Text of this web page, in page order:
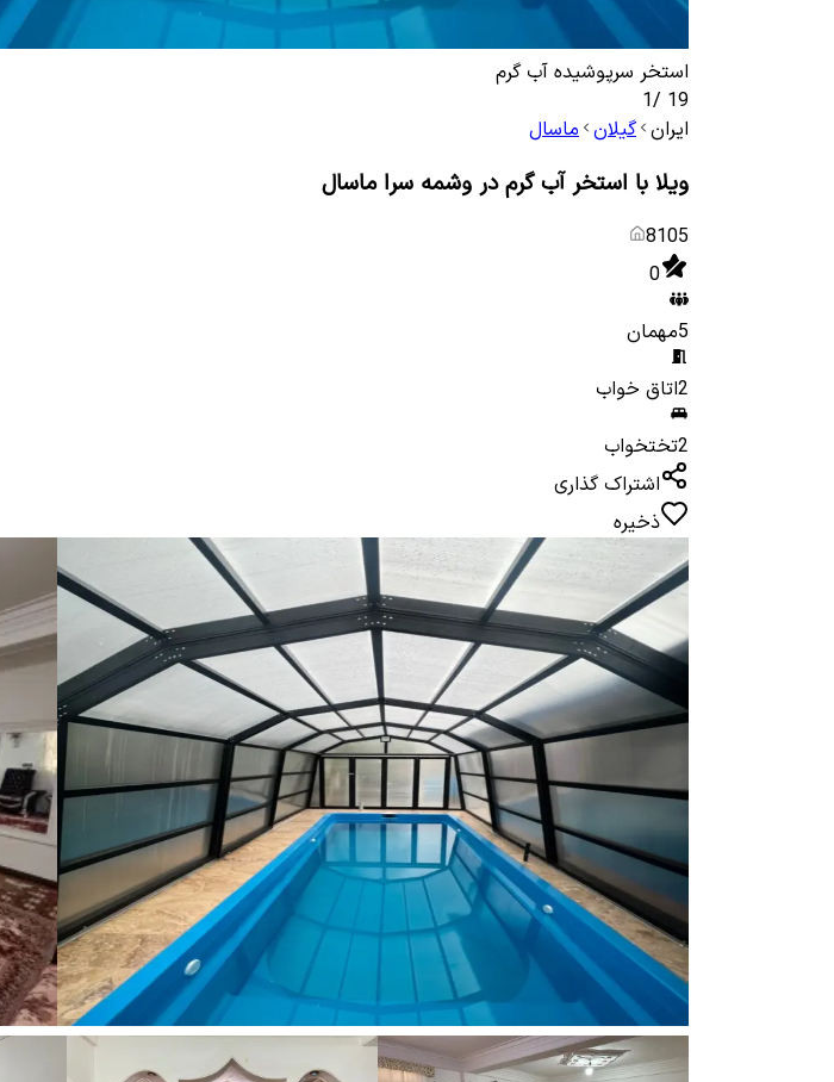
استخر سرپوشیده آب گرم
19
/
1
ایران گیلان ماسال
ویلا با استخر آب گرم در وشمه سرا ماسال
8105
0
5مهمان
2اتاق خواب
2تختخواب
اشتراک گذاری
ذخیره